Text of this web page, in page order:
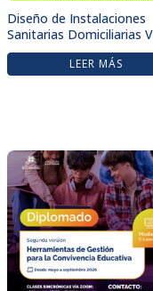
Diseño de Instalaciones
Sanitarias Domiciliarias
LEER MÁS